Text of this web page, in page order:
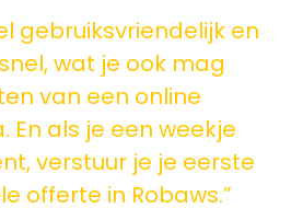
gebruiksvriendelijk en
wat je ook mag
van een online
En als je een weekje
verstuur je je eerste
offerte in Robaws.”